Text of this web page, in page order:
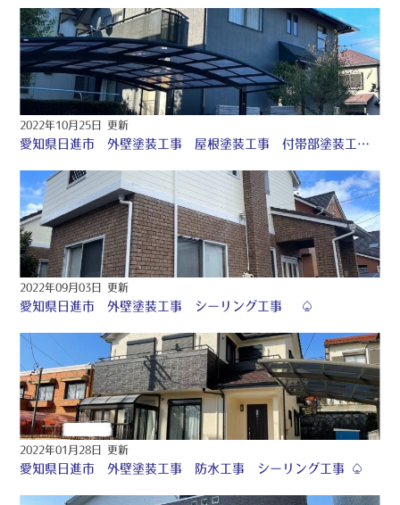
2022年10月25日 更新
愛知県日進市 外壁塗装工事 屋根塗装工事 付帯部塗装工事 ♧
2022年09月03日 更新
愛知県日進市 外壁塗装工事 シーリング工事 ♤
2022年01月28日 更新
愛知県日進市 外壁塗装工事 防水工事 シーリング工事 ♤